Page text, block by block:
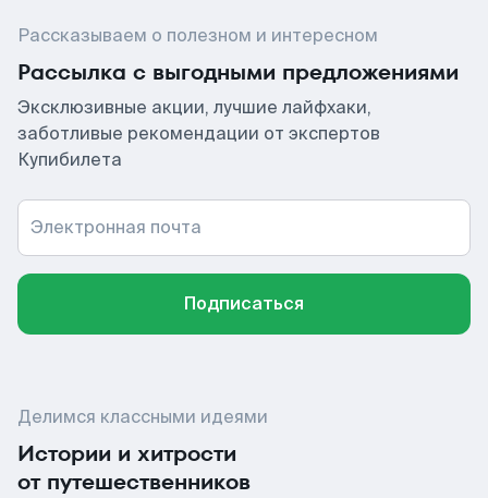
Рассказываем о полезном и интересном
Рассылка с выгодными предложениями
Эксклюзивные акции, лучшие лайфхаки,
заботливые рекомендации от экспертов
Купибилета
Электронная почта
Подписаться
Делимся классными идеями
Истории и хитрости
от путешественников